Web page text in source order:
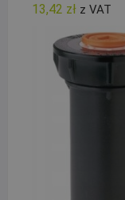
13,42 zł z VAT